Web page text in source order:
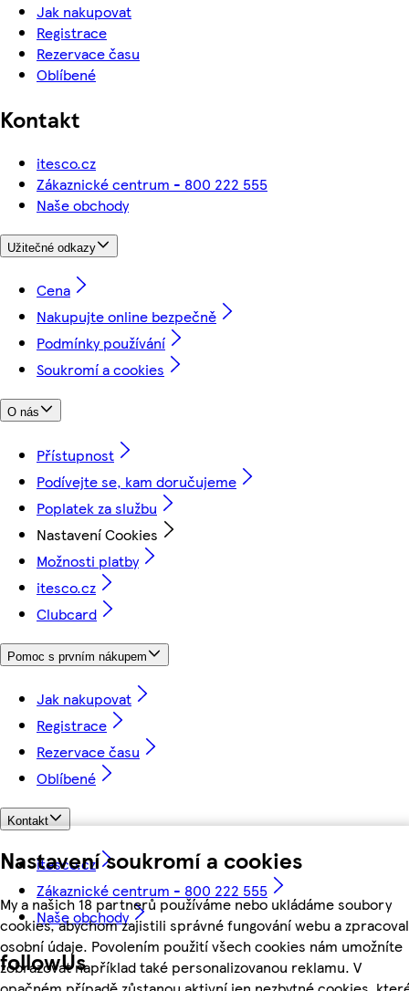
Nastavení soukromí a cookies
My a našich 18 partnerů používáme nebo ukládáme soubory
cookies, abychom zajistili správné fungování webu a
osobní údaje. Povolením použití všech cookies nám umožníte
zobrazovat například také personalizovanou reklamu. V
Jak nakupovat
Registrace
Rezervace času
Oblíbené
Kontakt
itesco.cz
Zákaznické centrum - 800 222 555
Naše obchody
Užitečné odkazy
Cena
Nakupujte online bezpečně
Podmínky používání
Soukromí a cookies
O nás
Přístupnost
Podívejte se, kam doručujeme
Poplatek za službu
Nastavení Cookies
Možnosti platby
itesco.cz
Clubcard
Pomoc s prvním nákupem
Jak nakupovat
Registrace
Rezervace času
Oblíbené
Kontakt
itesco.cz
Zákaznické centrum - 800 222 555
Naše obchody
followUs